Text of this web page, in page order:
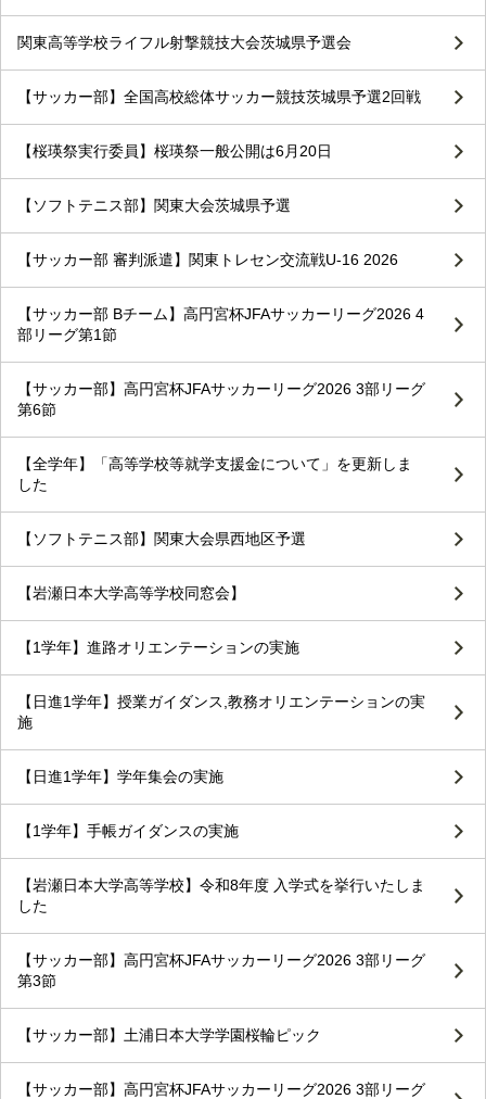
関東高等学校ライフル射撃競技大会茨城県予選会
【サッカー部】全国高校総体サッカー競技茨城県予選2回戦
【桜瑛祭実行委員】桜瑛祭一般公開は6月20日
【ソフトテニス部】関東大会茨城県予選
【サッカー部 審判派遣】関東トレセン交流戦U-16 2026
【サッカー部 Bチーム】高円宮杯JFAサッカーリーグ2026 4
部リーグ第1節
【サッカー部】高円宮杯JFAサッカーリーグ2026 3部リーグ
第6節
【全学年】「高等学校等就学支援金について」を更新しま
した
【ソフトテニス部】関東大会県西地区予選
【岩瀬日本大学高等学校同窓会】
【1学年】進路オリエンテーションの実施
【日進1学年】授業ガイダンス,教務オリエンテーションの実
施
【日進1学年】学年集会の実施
【1学年】手帳ガイダンスの実施
【岩瀬日本大学高等学校】令和8年度 入学式を挙行いたしま
した
【サッカー部】高円宮杯JFAサッカーリーグ2026 3部リーグ
第3節
【サッカー部】土浦日本大学学園桜輪ピック
【サッカー部】高円宮杯JFAサッカーリーグ2026 3部リーグ